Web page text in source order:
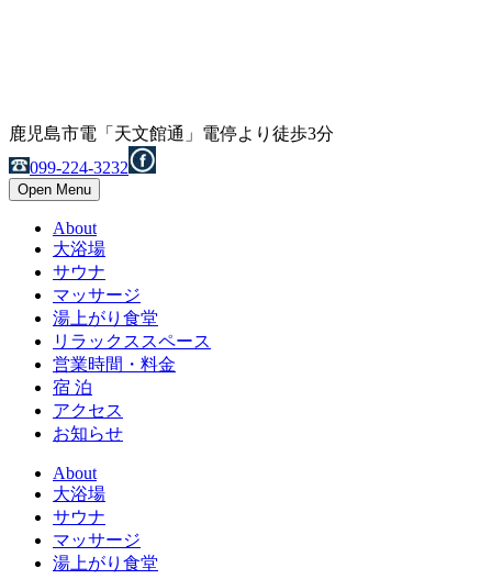
鹿児島市電「天文館通」電停より徒歩3分
099-224-3232
Open Menu
About
大浴場
サウナ
マッサージ
湯上がり食堂
リラックススペース
営業時間・料金
宿 泊
アクセス
お知らせ
About
大浴場
サウナ
マッサージ
湯上がり食堂